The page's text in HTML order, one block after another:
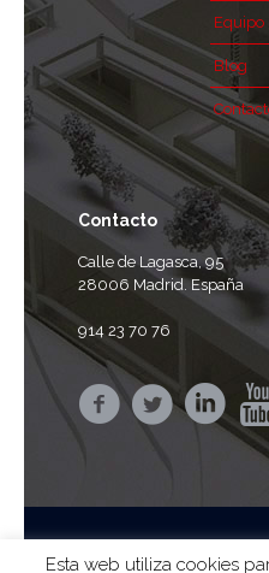
Equipo
Blog
Contacto
Calle de Lagasca, 95
28006 Madrid. España
914 23 70 76
Esta web utiliza cookies